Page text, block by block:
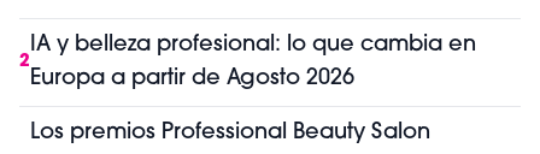
2
IA y belleza profesional: lo que cambia en
Europa a partir de Agosto 2026
Los premios Professional Beauty Salon